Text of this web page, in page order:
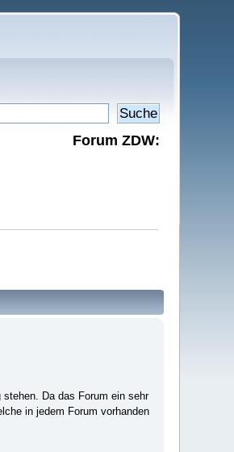
Forum ZDW:
Da das Forum ein sehr
in jedem Forum vorhanden